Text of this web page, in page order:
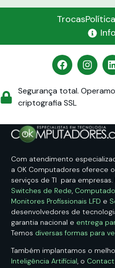
Trocas
Segurança total.
criptografia SSL
Com atendimento
a OK Computadores oferece
serviços de TI para
Switches de Rede,
Monitores Profissionais LFD e
desenvolvedores de
garantia nacional e entrega
Temos diversas formas para
Também implantamos o
Inteligência Artificial, o